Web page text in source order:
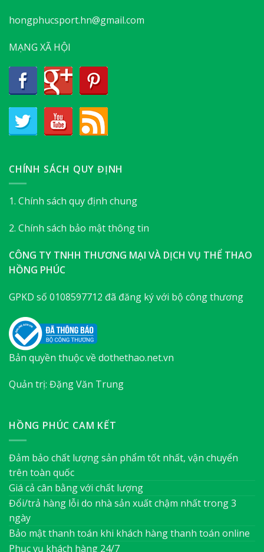
hongphucsport.hn@gmail.com
MẠNG XÃ HỘI
CHÍNH SÁCH QUY ĐỊNH
1. Chính sách quy định chung
2. Chính sách bảo mật thông tin
CÔNG TY TNHH THƯƠNG MẠI VÀ DỊCH VỤ THỂ THAO
HỒNG PHÚC
GPKD số 0108597712 đã đăng ký với bộ công thương
Bản quyền thuộc về dothethao.net.vn
Quản trị: Đặng Văn Trung
HỒNG PHÚC CAM KẾT
Đảm bảo chất lượng sản phẩm tốt nhất, vận chuyển
trên toàn quốc
Giá cả cân bằng với chất lượng
Đổi/trả hàng lỗi do nhà sản xuất chậm nhất trong 3
ngày
Bảo mật thanh toán khi khách hàng thanh toán online
Phục vụ khách hàng 24/7